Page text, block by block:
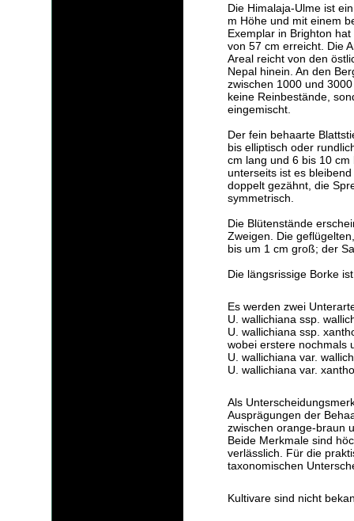
Die Himalaja-Ulme ist
m Höhe und mit einem
Exemplar in Brighton
von 57 cm erreicht. Die
Areal reicht von den
Nepal hinein. An den
zwischen 1000 und
keine Reinbestände,
eingemischt.
Der fein behaarte
bis elliptisch oder
cm lang und 6 bis 10
unterseits ist es
doppelt gezähnt, die
symmetrisch.
Die Blütenstände
Zweigen. Die
bis um 1 cm groß; der
Die längsrissige Borke
Es werden zwei
U. wallichiana ssp.
U. wallichiana ssp.
wobei erstere nochmals
U. wallichiana var.
U. wallichiana var.
Als
Ausprägungen der
zwischen orange-braun
Beide Merkmale sind
verlässlich. Für die
taxonomischen
Kultivare sind nicht